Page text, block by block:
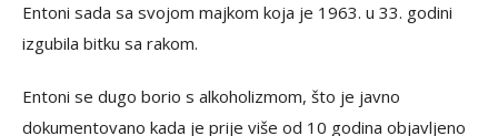
Entoni sada sa svojom majkom koja je 1963. u 33. godini
izgubila bitku sa rakom.
Entoni se dugo borio s alkoholizmom, što je javno
dokumentovano kada je prije više od 10 godina objavljeno